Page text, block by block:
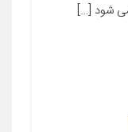
شود […]